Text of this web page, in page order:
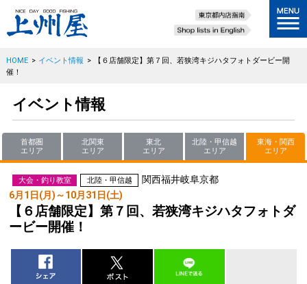
HOME > イベント情報 >
【６店舗限定】第７回、若狭湾キジハタフォトダービー開
催！
イベント情報
首都圏
エリア
北関東
エリア
東北
エリア
北陸・甲信越
エリア
東海・関西
エリア
大会・釣り教室 北陸・甲信越 関西福井岐阜京都
6月1日(月)～10月31日(土)
【６店舗限定】第７回、若狭湾キジハタフォトダ
ービー開催！